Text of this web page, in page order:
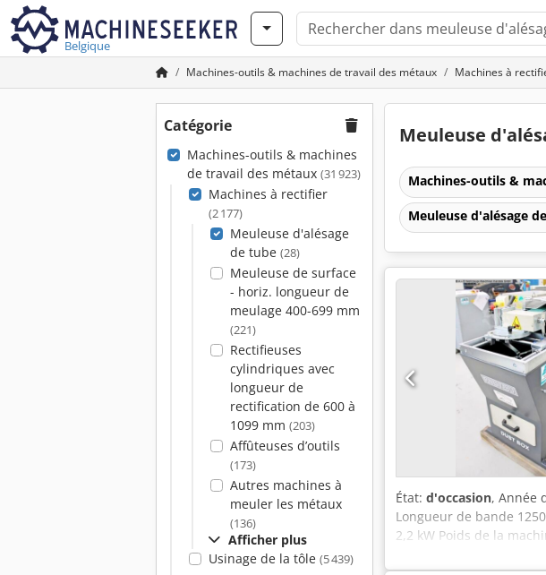
Belgique
Machines-outils & machines de travail des métaux Machines à
Catégorie
Machines-outils & machines
de travail des métaux (31 923)
Machines à rectifier
(2 177)
Meuleuse d'alésage
de tube (28)
Meuleuse de surface
- horiz. longueur de
meulage 400-699 mm
(221)
Rectifieuses
cylindriques avec
longueur de
rectification de 600 à
1099 mm (203)
Affûteuses d’outils
(173)
Autres machines à
meuler les métaux
(136)
Afficher plus
Usinage de la tôle (5 439)
Meuleuse
Machines-outils &
Meuleuse d'alésage
État: d'occasion, Année
Longueur de bande
2,2 kW Poids de la
- comme NEUVE pas